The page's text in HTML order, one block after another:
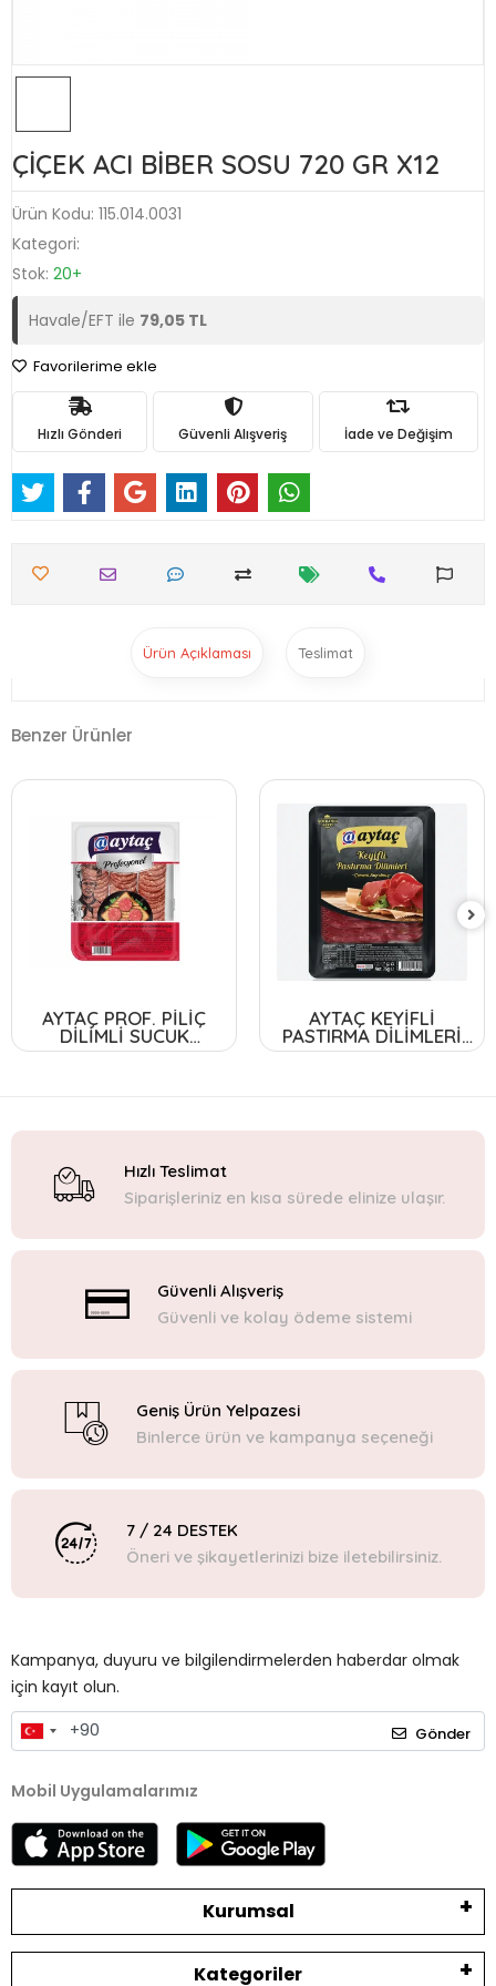
ÇİÇEK ACI BİBER SOSU 720 GR X12
Ürün Kodu: 115.014.0031
Kategori:
Stok: 20+
Havale/EFT ile 79,05 TL
Favorilerime ekle
Hızlı Gönderi Güvenli Alışveriş İade ve Değişim
Ürün Açıklaması Teslimat
Benzer Ürünler
AYTAÇ PROF. PİLİÇ
DİLİMLİ SUCUK
500GR*8
AYTAÇ KEYİFLİ
PASTIRMA DİLİMLERİ
75GR*12
Hızlı Teslimat
Siparişleriniz en kısa sürede elinize ulaşır.
Güvenli Alışveriş
Güvenli ve kolay ödeme sistemi
Geniş Ürün Yelpazesi
Binlerce ürün ve kampanya seçeneği
7 / 24 DESTEK
Öneri ve şikayetlerinizi bize iletebilirsiniz.
Kampanya, duyuru ve bilgilendirmelerden haberdar olmak
için kayıt olun.
Gönder
Mobil Uygulamalarımız
Kurumsal
Kategoriler